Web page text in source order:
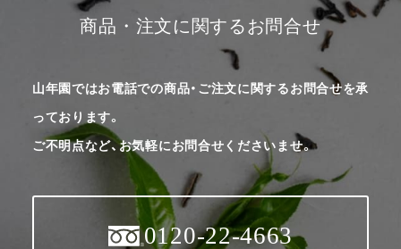
商品・注文に関するお問合せ
山年園ではお電話での商品・ご注文に関するお問合せを承
っております。
ご不明点など、お気軽にお問合せくださいませ。
0120-22-4663